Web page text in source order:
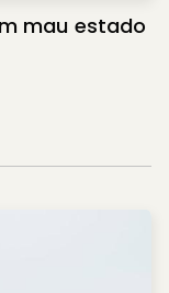
mau estado